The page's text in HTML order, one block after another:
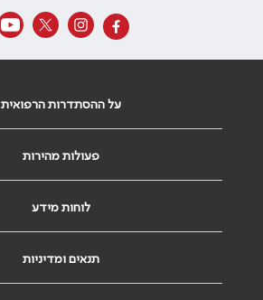
על ההסתדרות הרפואית
פעולות מהירות
לוחות מידע
תנאים ומדיניות